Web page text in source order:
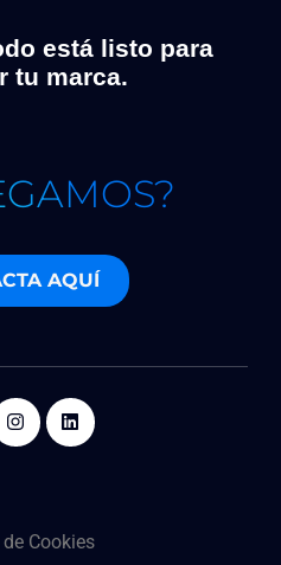
está listo para
tu marca.
AQUÍ
Cookies